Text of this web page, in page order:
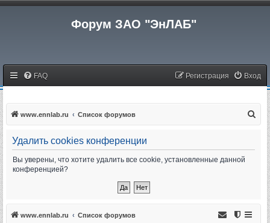
Форум ЗАО "ЭнЛАБ"
FAQ Вход
Регистрация
www.ennlab.ru Список форумов
Удалить cookies конференции
Вы уверены, что хотите удалить все cookie, установленные данной
конференцией?
www.ennlab.ru Список форумов